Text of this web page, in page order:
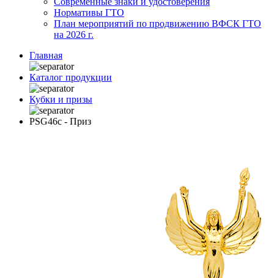
Нормативы ГТО
План мероприятий по продвижению ВФСК ГТО
на 2026 г.
Главная
Каталог продукции
Кубки и призы
PSG46c - Приз